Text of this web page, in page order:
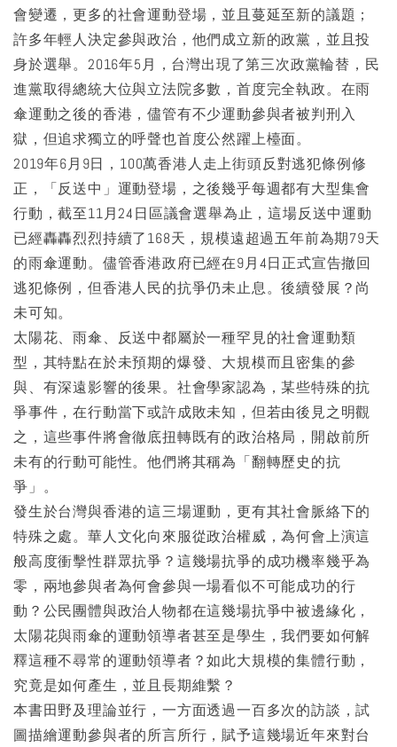
會變遷，更多的社會運動登場，並且蔓延至新的議題；
許多年輕人決定參與政治，他們成立新的政黨，並且投
身於選舉。2016年5月，台灣出現了第三次政黨輪替，民
進黨取得總統大位與立法院多數，首度完全執政。在雨
傘運動之後的香港，儘管有不少運動參與者被判刑入
獄，但追求獨立的呼聲也首度公然躍上檯面。
2019年6月9日，100萬香港人走上街頭反對逃犯條例修
正，「反送中」運動登場，之後幾乎每週都有大型集會
行動，截至11月24日區議會選舉為止，這場反送中運動
已經轟轟烈烈持續了168天，規模遠超過五年前為期79天
的雨傘運動。儘管香港政府已經在9月4日正式宣告撤回
逃犯條例，但香港人民的抗爭仍未止息。後續發展？尚
未可知。
太陽花、雨傘、反送中都屬於一種罕見的社會運動類
型，其特點在於未預期的爆發、大規模而且密集的參
與、有深遠影響的後果。社會學家認為，某些特殊的抗
爭事件，在行動當下或許成敗未知，但若由後見之明觀
之，這些事件將會徹底扭轉既有的政治格局，開啟前所
未有的行動可能性。他們將其稱為「翻轉歷史的抗
爭」。
發生於台灣與香港的這三場運動，更有其社會脈絡下的
特殊之處。華人文化向來服從政治權威，為何會上演這
般高度衝擊性群眾抗爭？這幾場抗爭的成功機率幾乎為
零，兩地參與者為何會參與一場看似不可能成功的行
動？公民團體與政治人物都在這幾場抗爭中被邊緣化，
太陽花與雨傘的運動領導者甚至是學生，我們要如何解
釋這種不尋常的運動領導者？如此大規模的集體行動，
究竟是如何產生，並且長期維繫？
本書田野及理論並行，一方面透過一百多次的訪談，試
圖描繪運動參與者的所言所行，賦予這幾場近年來對台